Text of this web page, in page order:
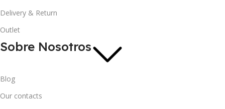
Delivery & Return
Outlet
Sobre Nosotros
Blog
Our contacts